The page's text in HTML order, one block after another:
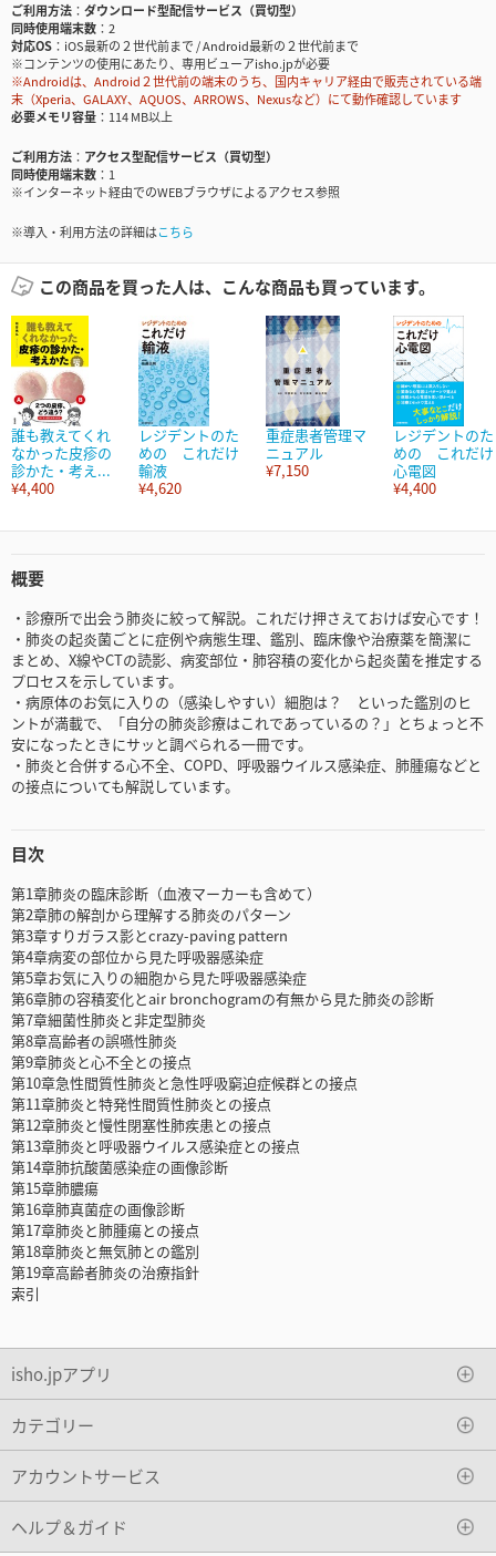
ご利用方法
ダウンロード型配信サービス（買切型）
同時使用端末数
2
対応OS
iOS最新の２世代前まで / Android最新の２世代前まで
※コンテンツの使用にあたり、専用ビューアisho.jpが必要
※Androidは、Android２世代前の端末のうち、国内キャリア経由で販売されている端
末（Xperia、GALAXY、AQUOS、ARROWS、Nexusなど）にて動作確認しています
必要メモリ容量
114 MB以上
ご利用方法
アクセス型配信サービス（買切型）
同時使用端末数
1
※インターネット経由でのWEBブラウザによるアクセス参照
※導入・利用方法の詳細はこちら
この商品を買った人は、こんな商品も買っています。
誰も教えてくれ
なかった皮疹の
診かた・考え...
¥4,400
レジデントのた
めの これだけ
輸液
¥4,620
重症患者管理マ
ニュアル
¥7,150
レジデントのた
めの これだけ
心電図
¥4,400
概要
・診療所で出会う肺炎に絞って解説。これだけ押さえておけば安心です！
・肺炎の起炎菌ごとに症例や病態生理、鑑別、臨床像や治療薬を簡潔に
まとめ、X線やCTの読影、病変部位・肺容積の変化から起炎菌を推定する
プロセスを示しています。
・病原体のお気に入りの（感染しやすい）細胞は？ といった鑑別のヒ
ントが満載で、「自分の肺炎診療はこれであっているの？」とちょっと不
安になったときにサッと調べられる一冊です。
・肺炎と合併する心不全、COPD、呼吸器ウイルス感染症、肺腫瘍などと
の接点についても解説しています。
目次
第1章肺炎の臨床診断（血液マーカーも含めて）
第2章肺の解剖から理解する肺炎のパターン
第3章すりガラス影とcrazy-paving pattern
第4章病変の部位から見た呼吸器感染症
第5章お気に入りの細胞から見た呼吸器感染症
第6章肺の容積変化とair bronchogramの有無から見た肺炎の診断
第7章細菌性肺炎と非定型肺炎
第8章高齢者の誤嚥性肺炎
第9章肺炎と心不全との接点
第10章急性間質性肺炎と急性呼吸窮迫症候群との接点
第11章肺炎と特発性間質性肺炎との接点
第12章肺炎と慢性閉塞性肺疾患との接点
第13章肺炎と呼吸器ウイルス感染症との接点
第14章肺抗酸菌感染症の画像診断
第15章肺膿瘍
第16章肺真菌症の画像診断
第17章肺炎と肺腫瘍との接点
第18章肺炎と無気肺との鑑別
第19章高齢者肺炎の治療指針
索引
isho.jpアプリ
カテゴリー
アカウントサービス
ヘルプ＆ガイド